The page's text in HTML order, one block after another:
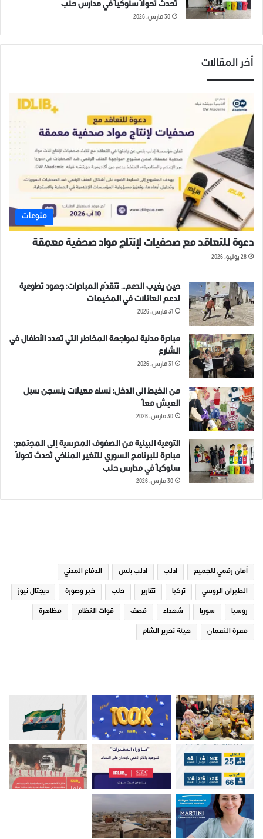
تُحدث تحولاً سلوكياً في مدارس حلب
30 مارس، 2026
أخر المقالات
منوعات
دعوة للتعاقد مع صحفيات لإنتاج مواد صحفية معمقة
28 يوليو، 2026
حين يغيب الدعم… تتقدّم المبادرات: جهود تطوعية
لدعم العائلات في المخيمات
31 مارس، 2026
مبادرة مدنية لمواجهة المخاطر التي تهدد الأطفال في
الشارع
31 مارس، 2026
من الخيط الى الدخل: نساء معيلات ينسجن سبل
العيش معاً
30 مارس، 2026
التوعية البيئية من الصفوف المدرسية إلى المجتمع:
مبادرة للبرنامج السوري للتغير المناخي تُحدث تحولاً
سلوكياً في مدارس حلب
30 مارس، 2026
أمان رقمي للجميع ادلب ادلب بلس الدفاع المدني
الطيران الروسي تركيا تقارير حلب خبر وصورة ديجتال نيوز
روسيا سوريا شهداء قصف قوات النظام مظاهرة
معرة النعمان هيئة تحرير الشام